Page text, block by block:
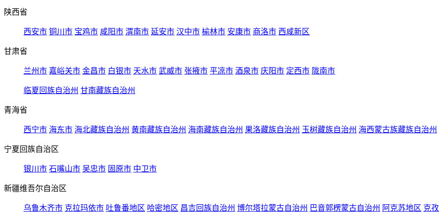
陕西省
西安市 铜川市 宝鸡市 咸阳市 渭南市 延安市 汉中市 榆林市 安康市 商洛市 西咸新区
甘肃省
兰州市 嘉峪关市 金昌市 白银市 天水市 武威市 张掖市 平凉市 酒泉市 庆阳市 定西市 陇南市
临夏回族自治州 甘南藏族自治州
青海省
西宁市 海东市 海北藏族自治州 黄南藏族自治州 海南藏族自治州 果洛藏族自治州 玉树藏族自治州 海西蒙古族藏族自治州
宁夏回族自治区
银川市 石嘴山市 吴忠市 固原市 中卫市
新疆维吾尔自治区
乌鲁木齐市 克拉玛依市 吐鲁番地区 哈密地区 昌吉回族自治州 博尔塔拉蒙古自治州 巴音郭楞蒙古自治州 阿克苏地区 克